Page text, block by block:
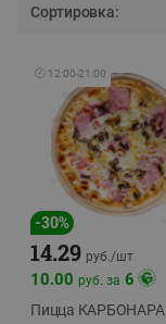
Сортировка:
🕘 12:00-21:00
-30%
14.29 руб./шт
10.00 руб. за 6
Пицца КАРБОНАРА